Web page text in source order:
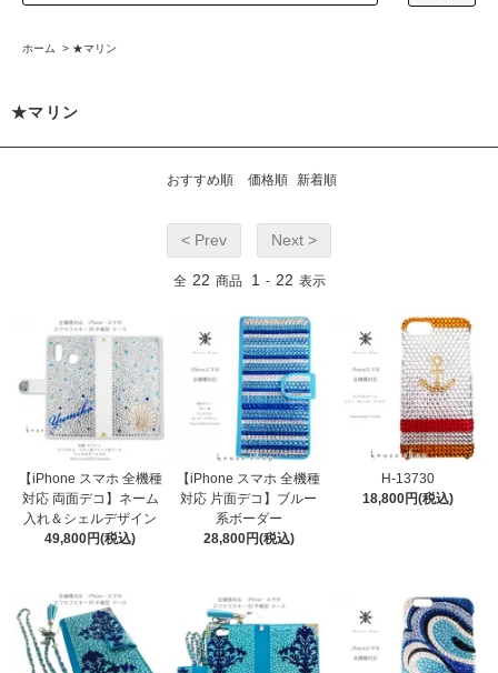
ホーム > ★マリン
★マリン
おすすめ順 価格順 新着順
< Prev Next >
全 22 商品 1 - 22 表示
【iPhone スマホ 全機種
対応 両面デコ】ネーム
入れ＆シェルデザイン
49,800円(税込)
【iPhone スマホ 全機種
対応 片面デコ】ブルー
系ボーダー
28,800円(税込)
H-13730
18,800円(税込)